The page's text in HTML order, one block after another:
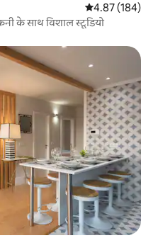
औसत रेटिंग 5 में से
4.87 (184)
के साथ विशाल स्टूडियो